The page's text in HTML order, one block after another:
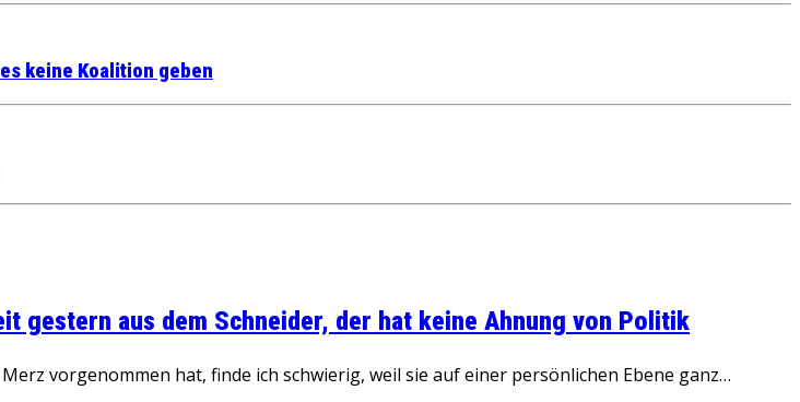
keine Koalition geben
gestern aus dem Schneider, der hat keine Ahnung von Politik
vorgenommen hat, finde ich schwierig, weil sie auf einer persönlichen Ebene ganz…